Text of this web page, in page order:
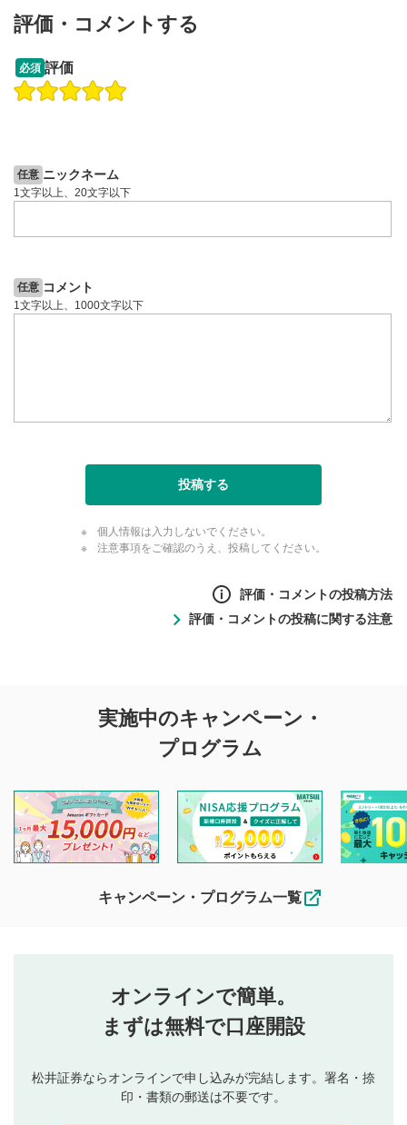
のサイズに戻ります。
操作説明動画
評価・コメントする
必須 評価
任意 ニックネーム
1文字以上、20文字以下
任意 コメント
1文字以上、1000文字以下
投稿する
個人情報は入力しないでください。
注意事項をご確認のうえ、投稿してください。
評価・コメントの投稿方法
投稿するボタン
星で評価をすると投稿できます。（お名前とコメント
3
動画の評価
評価・コメントの投稿に関する注意
投稿に関する注意
を目的として、各動画コンテンツに、評価およびコメントの
投稿ができます。利用者は以下の注意事項をご理解のうえ、
閲覧および投稿を行うものとしてください。
他の利用者が動画を視聴される際の参考になるコメントをお
待ちしております。
なお、投稿をもって、本注意事項に同意されたものとみなし
行ってください。
当社は、利用者同士、もしくは利用者と第三者間のトラ
ブルによって生じた損害に対して一切の責任を負いませ
評価およびコメントは当社にて審査のうえ、掲載となり
ます。掲載されるまでに日数がかかる場合や掲載されない
実施中のキャンペーン・
プログラム
キャンペーン・プログラム一覧
オンラインで簡単。
まずは無料で口座開設
松井証券ならオンラインで申し込みが完結します。署名・捺
印・書類の郵送は不要です。